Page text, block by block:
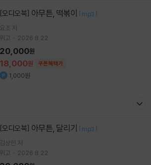
[오디오북] 아무튼, 떡볶이 [ mp3 ]
요조 저
위고
2026.8.22.
18,000원 쿠폰혜택가
20,000원
1,000원
[오디오북] 아무튼, 달리기 [ mp3 ]
김상민 저
위고
2026.8.22.